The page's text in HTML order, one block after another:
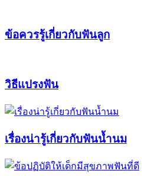
ข้อควรรู้เกี่ยวกับฟันลูก
วิธีแปรงฟัน
เรื่องน่ารู้เกี่ยวกับฟันน้ำนม